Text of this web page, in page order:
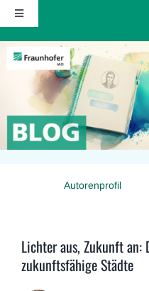
Zum
Inhalt
springen
Toggle
Navigation
Startseite
Über diesen Blog
Kontakt
Kommentarrichtlinie
Autorenprofil
Lichter aus, Zukunft an:
zukunftsfähige Städte